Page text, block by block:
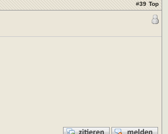
#39 Top